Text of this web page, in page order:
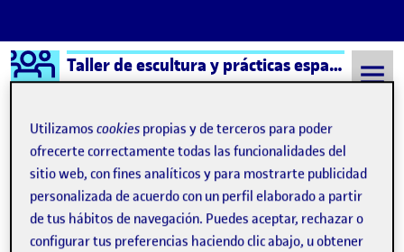
Saltar al contenido
Logo Ágora Taller de escultura y prácticas espaciales aula 2
Semestre 20222 - Aula 2 El aspirante
El aspirante
Utilizamoscookies propias y de terceros para poder
ofrecerte correctamente todas las funcionalidades del
sitio web, con fines analíticos y para mostrarte publicidad
personalizada de acuerdo con un perfil elaborado a partir
de tus hábitos de navegación. Puedes aceptar, rechazar o
configurar tus preferencias haciendo clic abajo, u obtener